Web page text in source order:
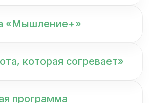
«Мышление+»
которая согревает»
программа